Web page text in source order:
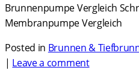
Brunnenpumpe Vergleich
Membranpumpe Vergleich
Posted in Brunnen &
| Leave a comment